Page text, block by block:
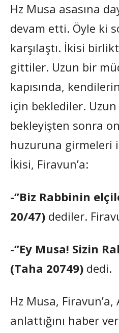
Hz Musa asasına
devam etti. Öyle ki
karşılaştı. İkisi
gittiler. Uzun bir
kapısında,
için beklediler.
bekleyişten sonra
huzuruna girmeleri
İkisi, Firavun’a:
-”Biz Rabbinin
20/47) dediler.
-”Ey Musa! Sizin
(Taha 20749) dedi.
Hz Musa, Firavun’a,
anlattığını haber